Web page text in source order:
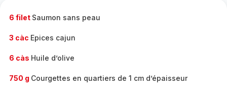
6 filet Saumon sans peau
3 càc Epices cajun
6 càs Huile d’olive
750 g Courgettes en quartiers de 1 cm d’épaisseur